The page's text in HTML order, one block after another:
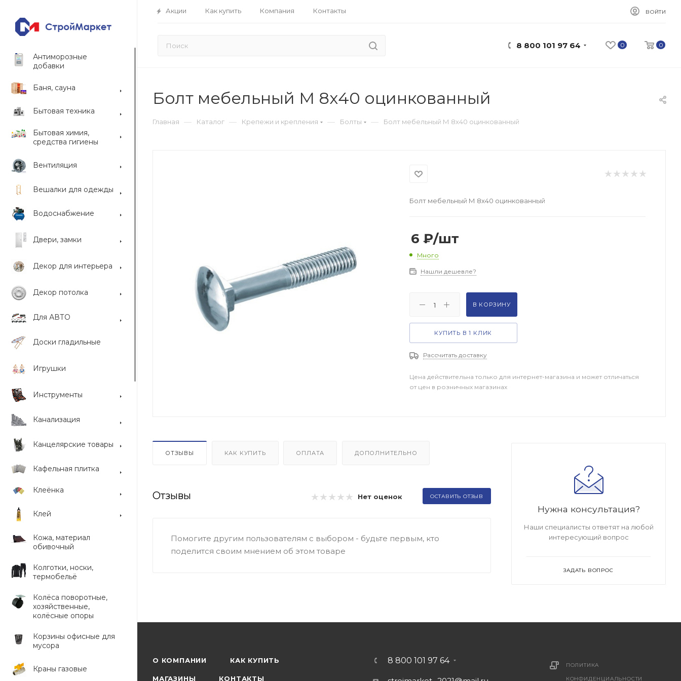
Акции Как купить Компания Контакты ВОЙТИ
0 0
8 800 101 97 64
Антиморозные
добавки
Баня, сауна
Бытовая техника
Бытовая химия,
средства гигиены
Вентиляция
Вешалки для одежды
Водоснабжение
Двери, замки
Декор для интерьера
Декор потолка
Для АВТО
Доски гладильные
Игрушки
Инструменты
Канализация
Канцелярские товары
Кафельная плитка
Клеёнка
Клей
Кожа, материал
обивочный
Колготки, носки,
термобельё
Колёса поворотные,
хозяйственные,
колёсные опоры
Корзины офисные для
мусора
Краны газовые
Болт мебельный М 8х40 оцинкованный
Главная — Каталог — Крепежи и крепления — Болты — Болт мебельный М 8х40 оцинкованный
Болт мебельный М 8х40 оцинкованный
6 ₽/шт
Много
Нашли дешевле?
В КОРЗИНУ
КУПИТЬ В 1 КЛИК
Рассчитать доставку
Цена действительна только для интернет-магазина и может отличаться
от цен в розничных магазинах
ОТЗЫВЫ КАК КУПИТЬ ОПЛАТА ДОПОЛНИТЕЛЬНО
Отзывы Нет оценок ОСТАВИТЬ ОТЗЫВ
Помогите другим пользователям с выбором - будьте первым, кто
поделится своим мнением об этом товаре
Нужна консультация?
Наши специалисты ответят на любой
интересующий вопрос
ЗАДАТЬ ВОПРОС
О КОМПАНИИ КАК КУПИТЬ
МАГАЗИНЫ КОНТАКТЫ
8 800 101 97 64 ПОЛИТИКА
КОНФИДЕНЦИАЛЬНОСТИ